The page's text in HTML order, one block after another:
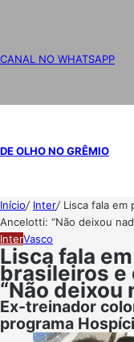
CANAL NO WHATSAPP
DE OLHO NO GRÊMIO
Início/ Inter/ Lisca fala
Ancelotti: “Não deixou
InterVasco
Lisca fala
brasileiros e
“Não deixou
Ex-treinador
programa